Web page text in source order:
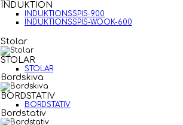
INDUKTION
INDUKTIONSSPIS-900
INDUKTIONSSPIS-WOOK-600
Stolar
STOLAR
STOLAR
Bordskiva
BORDSTATIV
BORDSTATIV
Bordstativ